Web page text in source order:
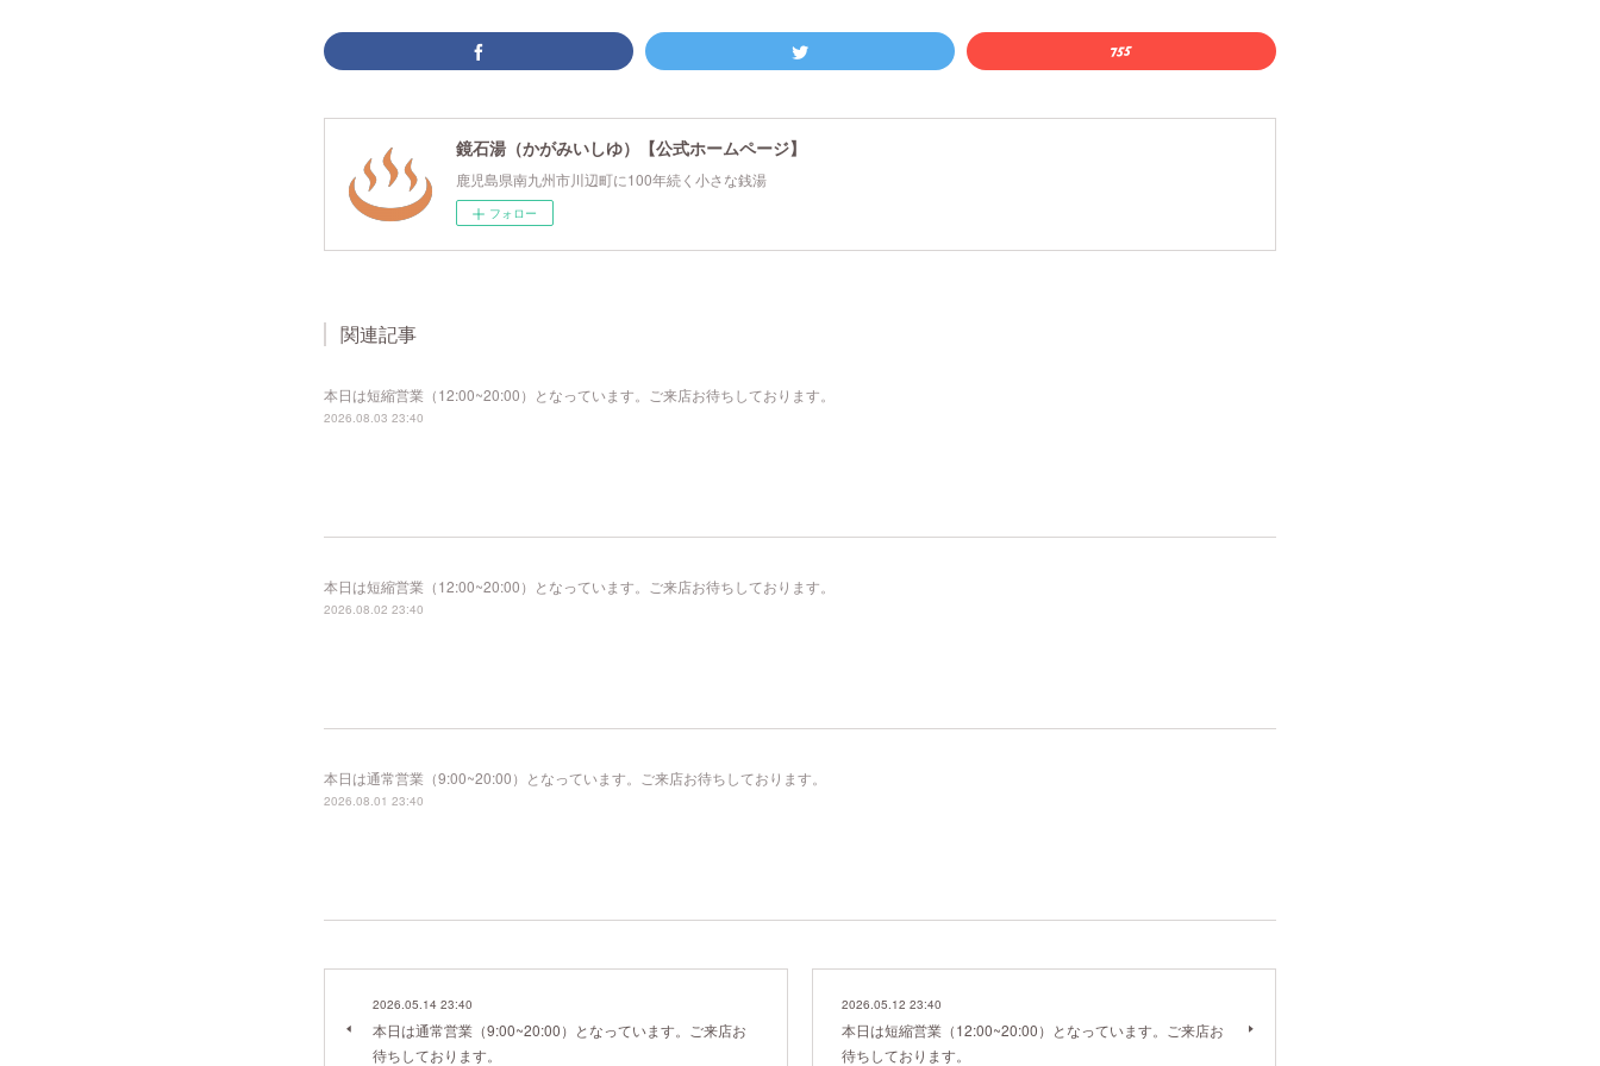
鏡石湯（かがみいしゆ）【公式ホームページ】
鹿児島県南九州市川辺町に100年続く小さな銭湯
フォロー
関連記事
本日は短縮営業（12:00~20:00）となっています。ご来店お待ちしております。
2026.08.03 23:40
本日は短縮営業（12:00~20:00）となっています。ご来店お待ちしております。
2026.08.02 23:40
本日は通常営業（9:00~20:00）となっています。ご来店お待ちしております。
2026.08.01 23:40
2026.05.14 23:40
本日は通常営業（9:00~20:00）となっています。ご来店お
待ちしております。
2026.05.12 23:40
本日は短縮営業（12:00~20:00）となっています。ご来店お
待ちしております。